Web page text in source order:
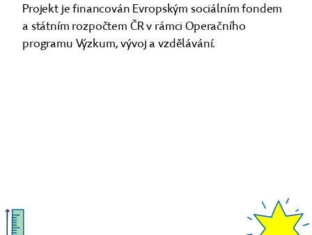
Projekt je financován Evropským sociálním fondem
a státním rozpočtem ČR v rámci Operačního
programu Výzkum, vývoj a vzdělávání.